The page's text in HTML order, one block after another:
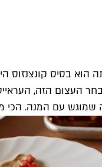
הוא בסיס קונצנזוס
עם המנה. הכי